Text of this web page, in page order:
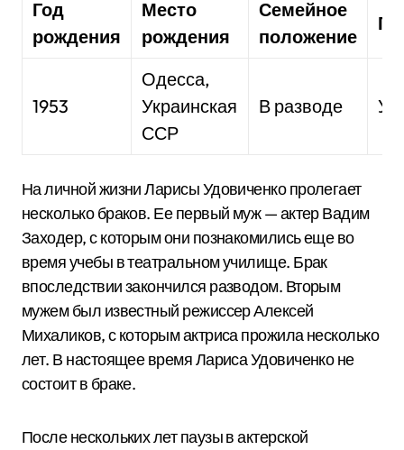
Год
рождения
Место
рождения
Семейное
положение
1953
Одесса,
Украинская
ССР
В разводе
На личной жизни Ларисы Удовиченко пролегает
несколько браков. Ее первый муж — актер Вадим
Заходер, с которым они познакомились еще во
время учебы в театральном училище. Брак
впоследствии закончился разводом. Вторым
мужем был известный режиссер Алексей
Михаликов, с которым актриса прожила несколько
лет. В настоящее время Лариса Удовиченко не
состоит в браке.
После нескольких лет паузы в актерской